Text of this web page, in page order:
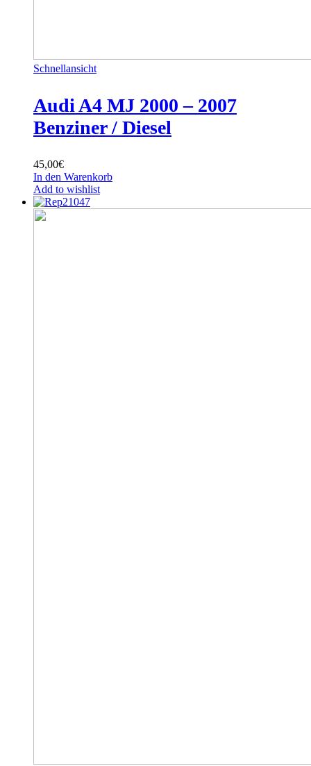
Schnellansicht
Audi A4 MJ 2000 – 2007
Benziner / Diesel
45,00€
In den Warenkorb
Add to wishlist